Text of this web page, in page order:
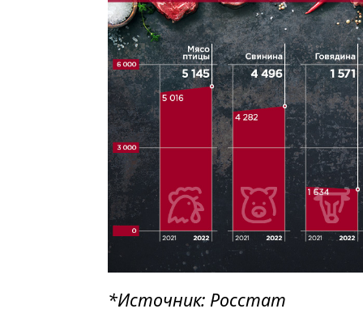
*Источник: Росстат